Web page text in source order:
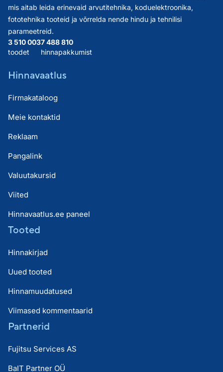
mis aitab leida erinevaid arvutitehnika, koduelektroonika,
fototehnika tooteid ja võrrelda nende hindu ja tehnilisi
parameetreid.
3 510 003
toodet
7 488 810
hinnapakkumist
Hinnavaatlus
Firmakataloog
Meie kontaktid
Reklaam
Pangalink
Valuutakursid
Viited
Hinnavaatlus.ee paneel
Tooted
Hinnakirjad
Uued tooted
Hinnamuudatused
Viimased kommentaarid
Partnerid
Fujitsu Services AS
BaIT Partner OÜ